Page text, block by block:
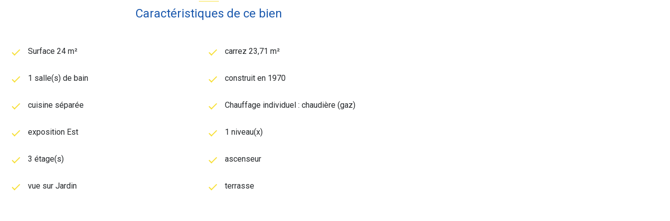
Caractéristiques de ce bien
Surface 24 m² carrez 23,71 m²
1 salle(s) de bain construit en 1970
cuisine séparée Chauffage individuel : chaudière (gaz)
exposition Est 1 niveau(x)
3 étage(s) ascenseur
vue sur Jardin terrasse